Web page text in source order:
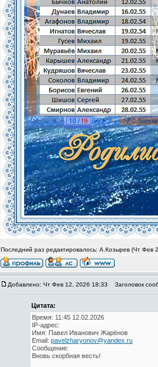
Последний раз редактировалось: А.Козырев (Чт Фев
Добавлено: Чт Фев 12, 2026 18:33 Заголовок
Цитата:
Время: 11:45 12.02.2026
IP-адрес:
Имя: Павел Иванович Жарёнов
Email: pavelzharyonov@yandex.ru
Сообщение:
Вновь скорбная весть!